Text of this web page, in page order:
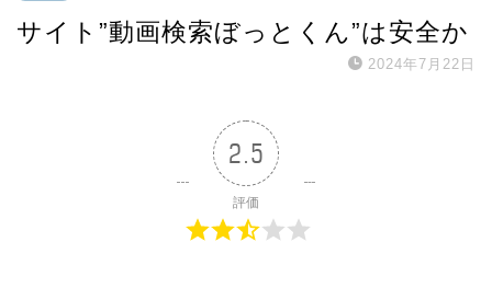
サイト”動画検索ぼっとくん”は安全か
2024年7月22日
2.5
評価